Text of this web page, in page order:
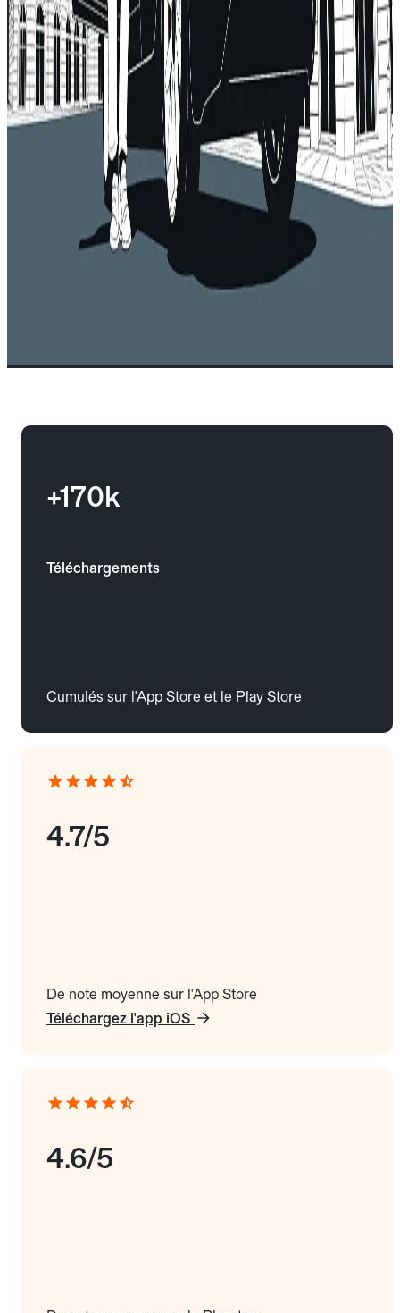
+170k
Téléchargements
Cumulés sur l'App Store et le Play Store
4.7/5
De note moyenne sur l'App Store
Téléchargez l'app iOS
4.6/5